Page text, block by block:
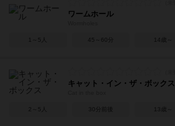
ワームホール
1～5人 45～60分 14歳～
キャット・イン・ザ・ボックス
2～5人 30分前後 13歳～